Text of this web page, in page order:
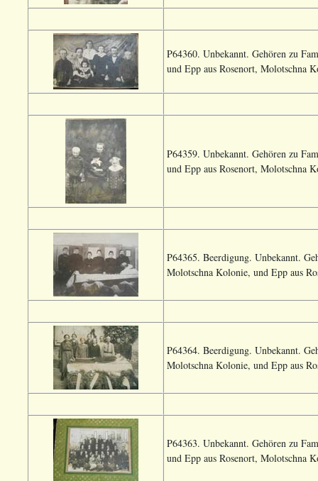
P64360. Unbekannt. Gehören zu
und Epp aus Rosenort, Molotschna
P64359. Unbekannt. Gehören zu
und Epp aus Rosenort, Molotschna
P64365. Beerdigung. Unbekannt.
Molotschna Kolonie, und Epp aus
P64364. Beerdigung. Unbekannt.
Molotschna Kolonie, und Epp aus
P64363. Unbekannt. Gehören zu
und Epp aus Rosenort, Molotschna